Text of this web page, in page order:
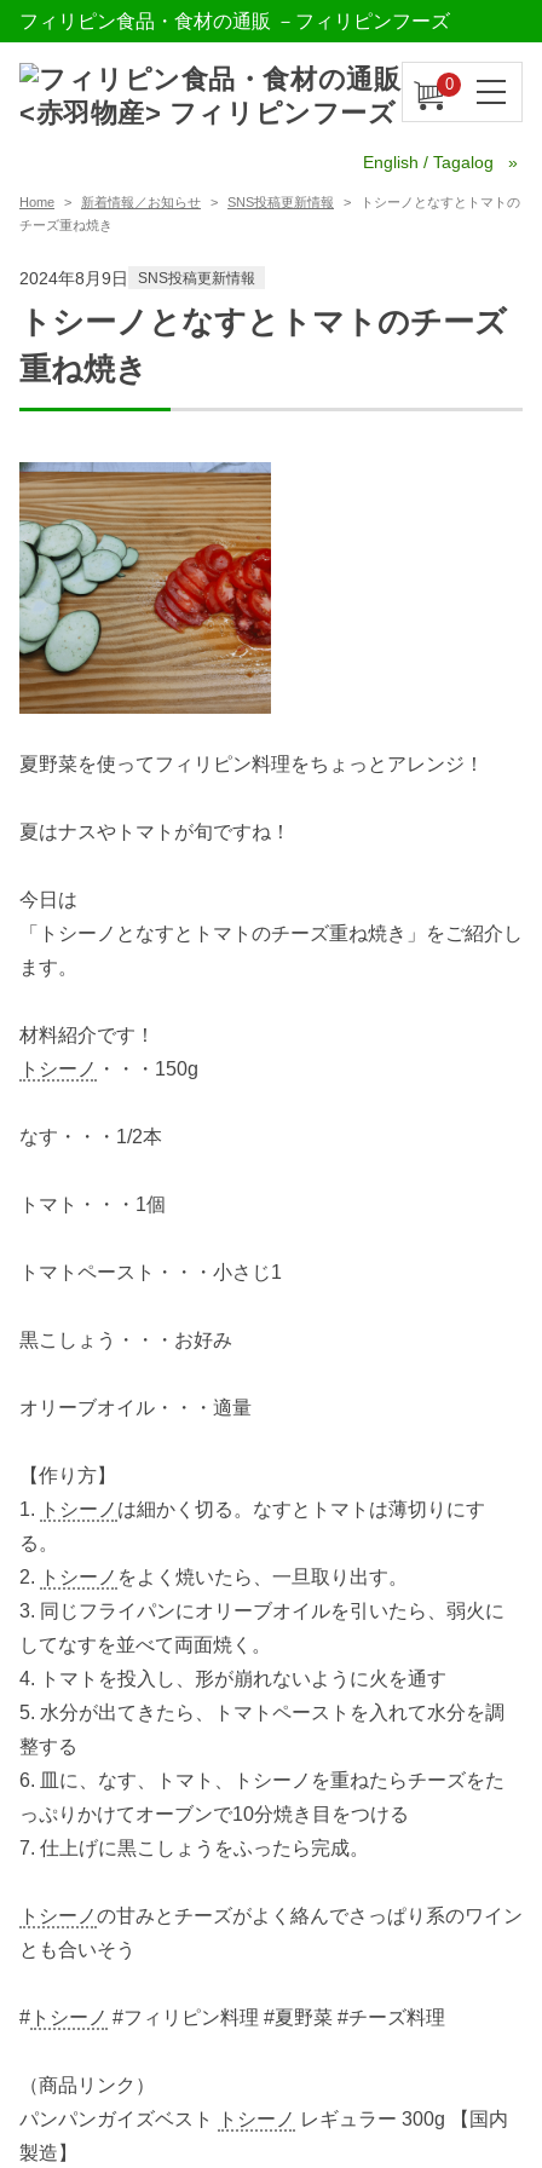
フィリピン食品・食材の通販 －フィリピンフーズ
0
English / Tagalog
Home 新着情報／お知らせ SNS投稿更新情報
トシーノとなすとトマトの
チーズ重ね焼き
2024年8月9日 SNS投稿更新情報
トシーノとなすとトマトのチーズ
重ね焼き
夏野菜を使ってフィリピン料理をちょっとアレンジ！
夏はナスやトマトが旬ですね！
今日は
「トシーノとなすとトマトのチーズ重ね焼き」をご紹介し
ます。
材料紹介です！
トシーノ ・・・150g
なす・・・1/2本
トマト・・・1個
トマトペースト・・・小さじ1
黒こしょう・・・お好み
オリーブオイル・・・適量
【作り方】
1.
トシーノ は細かく切る。なすとトマトは薄切りにす
る。
2.
トシーノ をよく焼いたら、一旦取り出す。
3. 同じフライパンにオリーブオイルを引いたら、弱火に
してなすを並べて両面焼く。
4. トマトを投入し、形が崩れないように火を通す
5. 水分が出てきたら、トマトペーストを入れて水分を調
整する
6. 皿に、なす、トマト、トシーノを重ねたらチーズをた
っぷりかけてオーブンで10分焼き目をつける
7. 仕上げに黒こしょうをふったら完成。
トシーノの甘みとチーズがよく絡んでさっぱり系のワイン
とも合いそう
# トシーノ #フィリピン料理 #夏野菜 #チーズ料理
（商品リンク）
パンパンガイズベスト
トシーノ レギュラー 300g 【国内
製造】